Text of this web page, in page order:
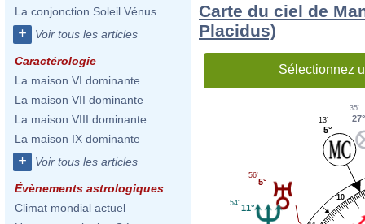
La conjonction Soleil Vénus
+ Voir tous les articles
Caractérologie
La maison VI dominante
La maison VII dominante
La maison VIII dominante
La maison IX dominante
+ Voir tous les articles
Évènements astrologiques
Climat mondial actuel
Carte du ciel de
Placidus)
Sélectionnez
10
27°
35'
5°
13'
5°
56'
11°
54'